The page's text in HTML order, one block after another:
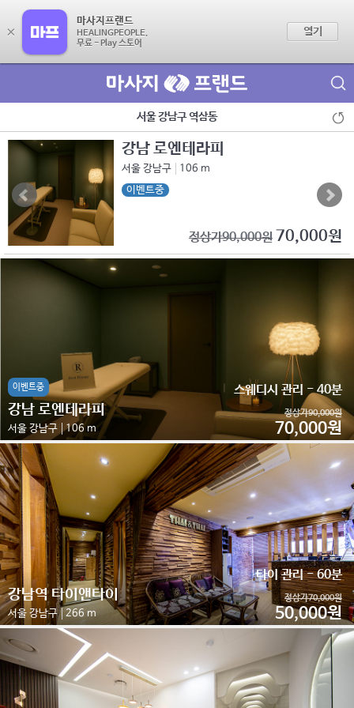
서울 강남구 역삼동
강남 로엔테라피
서울 강남구
106 m
이벤트중
정상가90,000원 70,000원
강남 로엔테라피
서울 강남구 106 m
이벤트중 스웨디시 관리 - 40분
정상가90,000원
70,000원
강남역 타이앤타이
서울 강남구 266 m
타이 관리 - 60분
정상가70,000원
50,000원
×
마사지프랜드
HEALINGPEOPLE.
무료 - Play 스토어
열기